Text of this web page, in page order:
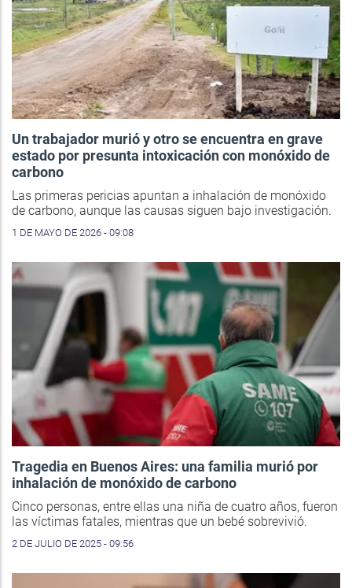
Un trabajador murió y otro se encuentra en grave
estado por presunta intoxicación con monóxido de
carbono
Las primeras pericias apuntan a inhalación de monóxido
de carbono, aunque las causas siguen bajo investigación.
1 DE MAYO DE 2026 - 09:08
Tragedia en Buenos Aires: una familia murió por
inhalación de monóxido de carbono
Cinco personas, entre ellas una niña de cuatro años, fueron
las víctimas fatales, mientras que un bebé sobrevivió.
2 DE JULIO DE 2025 - 09:56